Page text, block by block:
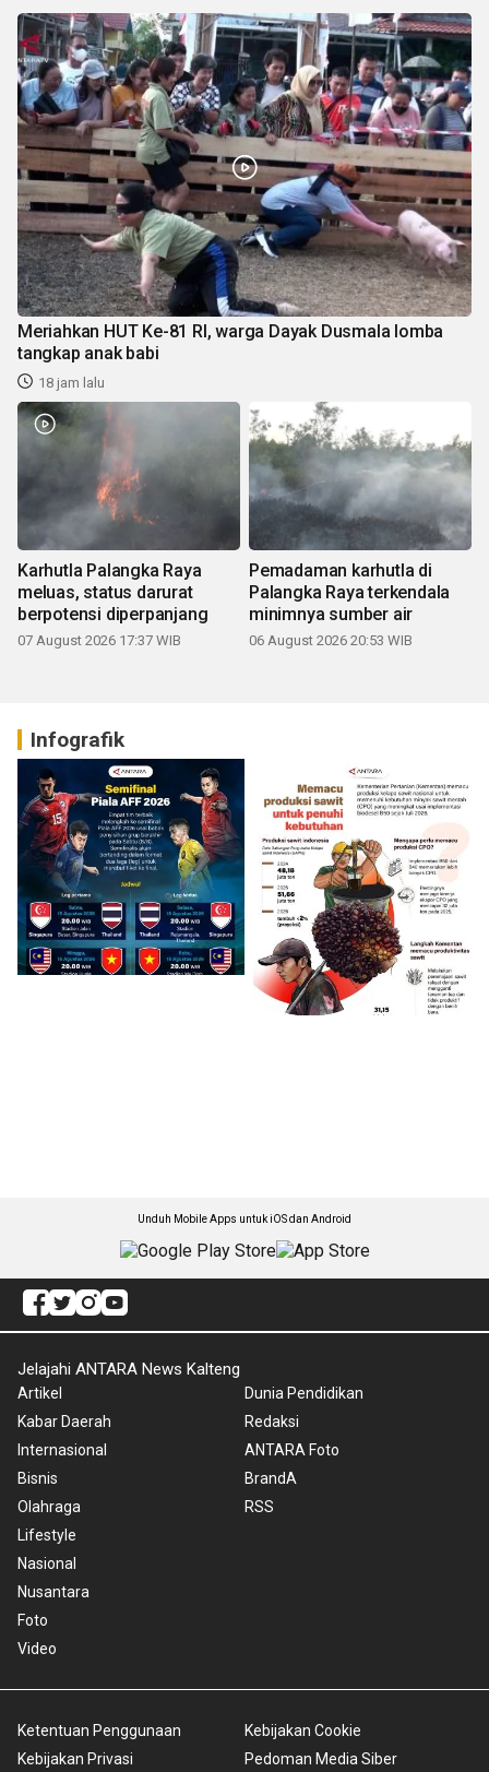
Meriahkan HUT Ke-81 RI, warga Dayak Dusmala lomba
tangkap anak babi
18 jam lalu
Karhutla Palangka Raya
meluas, status darurat
berpotensi diperpanjang
07 August 2026 17:37 WIB
Pemadaman karhutla di
Palangka Raya terkendala
minimnya sumber air
06 August 2026 20:53 WIB
Infografik
Unduh Mobile Apps untuk iOS dan Android
Jelajahi ANTARA News Kalteng
Artikel
Kabar Daerah
Internasional
Bisnis
Olahraga
Lifestyle
Nasional
Nusantara
Foto
Video
Dunia Pendidikan
Redaksi
ANTARA Foto
BrandA
RSS
Ketentuan Penggunaan
Kebijakan Privasi
Kebijakan Cookie
Pedoman Media Siber